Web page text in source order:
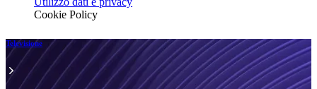
Cookie Policy
Televisione